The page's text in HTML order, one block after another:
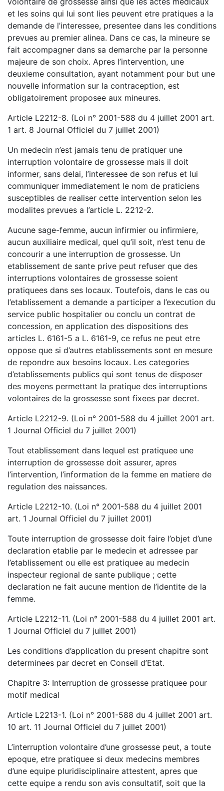
et les soins qui lui sont lies peuvent etre pratiques a la
demande de l’interessee, presentee dans les conditions
prevues au premier alinea. Dans ce cas, la mineure se
fait accompagner dans sa demarche par la personne
majeure de son choix. Apres l’intervention, une
deuxieme consultation, ayant notamment pour but une
nouvelle information sur la contraception, est
obligatoirement proposee aux mineures.
Article L2212-8. (Loi n° 2001-588 du 4 juillet 2001 art.
1 art. 8 Journal Officiel du 7 juillet 2001)
Un medecin n’est jamais tenu de pratiquer une
interruption volontaire de grossesse mais il doit
informer, sans delai, l’interessee de son refus et lui
communiquer immediatement le nom de praticiens
susceptibles de realiser cette intervention selon les
modalites prevues a l’article L. 2212-2.
Aucune sage-femme, aucun infirmier ou infirmiere,
aucun auxiliaire medical, quel qu’il soit, n’est tenu de
concourir a une interruption de grossesse. Un
etablissement de sante prive peut refuser que des
interruptions volontaires de grossesse soient
pratiquees dans ses locaux. Toutefois, dans le cas ou
l’etablissement a demande a participer a l’execution du
service public hospitalier ou conclu un contrat de
concession, en application des dispositions des
articles L. 6161-5 a L. 6161-9, ce refus ne peut etre
oppose que si d’autres etablissements sont en mesure
de repondre aux besoins locaux. Les categories
d’etablissements publics qui sont tenus de disposer
des moyens permettant la pratique des interruptions
volontaires de la grossesse sont fixees par decret.
Article L2212-9. (Loi n° 2001-588 du 4 juillet 2001 art.
1 Journal Officiel du 7 juillet 2001)
Tout etablissement dans lequel est pratiquee une
interruption de grossesse doit assurer, apres
l’intervention, l’information de la femme en matiere de
regulation des naissances.
Article L2212-10. (Loi n° 2001-588 du 4 juillet 2001
art. 1 Journal Officiel du 7 juillet 2001)
Toute interruption de grossesse doit faire l’objet d’une
declaration etablie par le medecin et adressee par
l’etablissement ou elle est pratiquee au medecin
inspecteur regional de sante publique ; cette
declaration ne fait aucune mention de l’identite de la
femme.
Article L2212-11. (Loi n° 2001-588 du 4 juillet 2001 art.
1 Journal Officiel du 7 juillet 2001)
Les conditions d’application du present chapitre sont
determinees par decret en Conseil d’Etat.
Chapitre 3: Interruption de grossesse pratiquee pour
motif medical
Article L2213-1. (Loi n° 2001-588 du 4 juillet 2001 art.
10 art. 11 Journal Officiel du 7 juillet 2001)
L’interruption volontaire d’une grossesse peut, a toute
epoque, etre pratiquee si deux medecins membres
d’une equipe pluridisciplinaire attestent, apres que
cette equipe a rendu son avis consultatif, soit que la